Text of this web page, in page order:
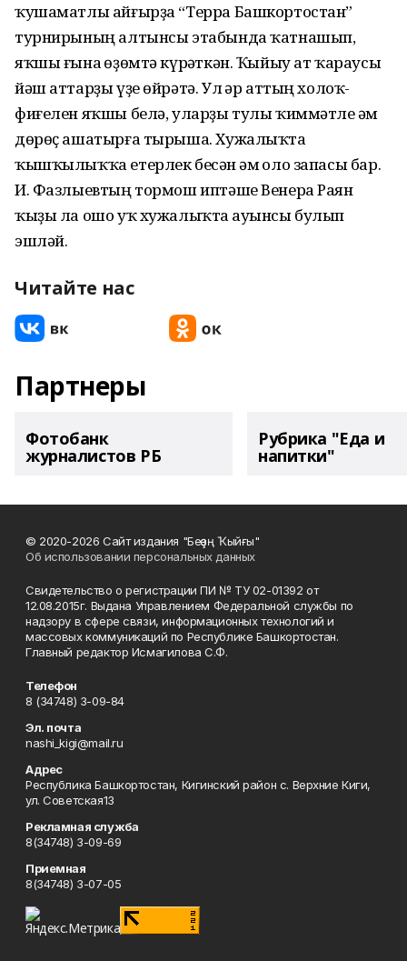
ҡушаматлы айғырҙа “Терра Башкортостан”
турнирының алтынсы этабында ҡатнашып,
яҡшы ғына һөҙөмтә күрһәткән. Ҡыйыу ат ҡараусы
йәш аттарҙы үҙе өйрәтә. Ул һәр аттың холоҡ-
фиғелен яҡшы белә, уларҙы тулы ҡиммәтле һәм
дөрөҫ ашатырға тырыша. Хужалыҡта
ҡышҡылыҡҡа етерлек бесән һәм һоло запасы бар.
И. Фазлыевтың тормош иптәше Венера Раян
ҡыҙы ла ошо уҡ хужалыҡта һауынсы булып
эшләй.
Читайте нас
Партнеры
Фотобанк
журналистов РБ
Рубрика "Еда и
напитки"
© 2020-2026 Сайт издания "Беҙҙең Ҡыйғы"
Об использовании персональных данных
Свидетельство о регистрации ПИ № ТУ 02-01392 от
12.08.2015г. Выдана Управлением Федеральной службы по
надзору в сфере связи, информационных технологий и
массовых коммуникаций по Республике Башкортостан.
Главный редактор Исмагилова С.Ф.
Телефон
8 (34748) 3-09-84
Эл. почта
nashi_kigi@mail.ru
Адрес
Республика Башкортостан, Кигинский район с. Верхние Киги,
ул. Советская13
Рекламная служба
8(34748) 3-09-69
Приемная
8(34748) 3-07-05